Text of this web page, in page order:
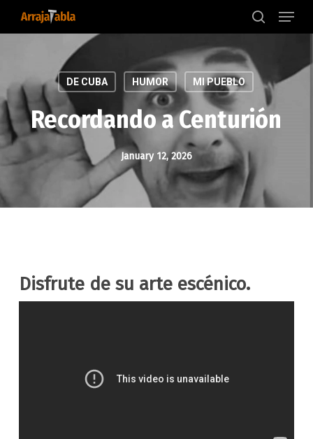
search
Menu
DE CUBA HUMOR MI PUEBLO
Recordando a Centurión
January 12, 2026
Disfrute de su arte escénico.